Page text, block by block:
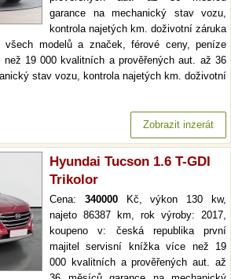
garance na mechanický stav vozu,
kontrola najetých km. doživotní záruka
všech modelů a značek, férové ceny, peníze
19 000 kvalitních a prověřených aut. až 36
stav vozu, kontrola najetých km. doživotní
Zobrazit inzerát
Hyundai Tucson 1.6 T-GDI
Trikolor
Cena: 340000Kč, výkon 130 kw,
najeto 86387 km, rok výroby: 2017,
koupeno v: česká republika první
majitel servisní knížka více než 19
000 kvalitních a prověřených aut. až